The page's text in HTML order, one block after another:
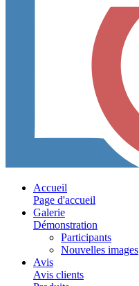
Accueil
Page d'accueil
Galerie
Démonstration
Participants
Nouvelles images
Avis
Avis clients